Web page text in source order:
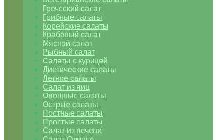
Греческий салат
Грибные салаты
Корейские салаты
Крабовый салат
Мясной салат
Рыбный салат
Салаты с курицей
Диетические салаты
Летние салаты
Салат из яиц
Овощные салаты
Острые салаты
Постные салаты
Простые салаты
Салат из печени